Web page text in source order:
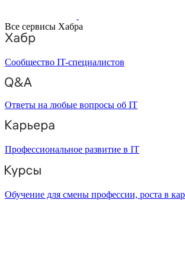
Все сервисы Хабра
Сообщество IT-специалистов
Ответы на любые вопросы об IT
Профессиональное развитие в IT
Обучение для смены профессии, роста в